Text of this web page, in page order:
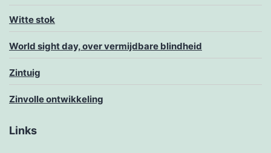
Witte stok
World sight day, over vermijdbare blindheid
Zintuig
Zinvolle ontwikkeling
Links